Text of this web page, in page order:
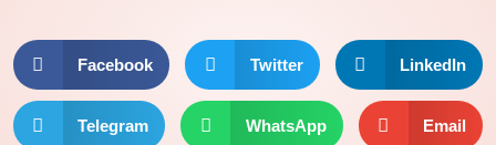
Facebook Twitter LinkedIn
Telegram WhatsApp Email